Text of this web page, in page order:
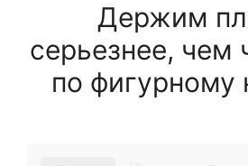
Держим
серьезнее, чем
по фигурному